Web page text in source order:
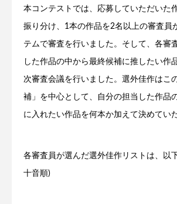
本コンテストでは、応募していただいた
振り分け、1本の作品を2名以上の審査員
テムで審査を行いました。そして、各審
した作品の中から最終候補に推したい作
次審査会議を行いました。選外佳作はこ
補」を中心として、自分の担当した作品
に入れたい作品を何本か加えて決めてい
各審査員が選んだ選外佳作リストは、以
十音順)